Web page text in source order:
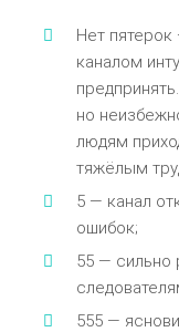
Нет
каналом
но
людям
тяжёлым
5 — канал
ошибок;
55 — сильно
555 —